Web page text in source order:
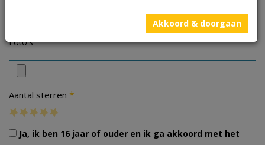
Foto's
Aantal sterren *
Ja, ik ben 16 jaar of ouder en ik ga akkoord met het
Akkoord & doorgaan